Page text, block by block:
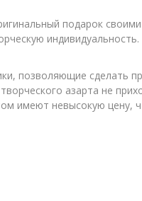
подарок
позволяющие сделать
азарта не
имеют невысокую цену,